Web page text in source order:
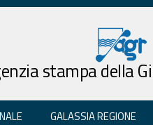
stampa della
GALASSIA REGIONE